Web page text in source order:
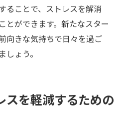
ることで、ストレスを解消
とができます。新たなスター
向きな気持ちで日々を過ご
しょう。
スを軽減するための